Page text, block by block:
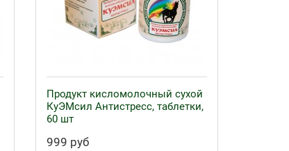
Продукт кисломолочный сухой
КуЭМсил Антистресс, таблетки,
60 шт
999 руб